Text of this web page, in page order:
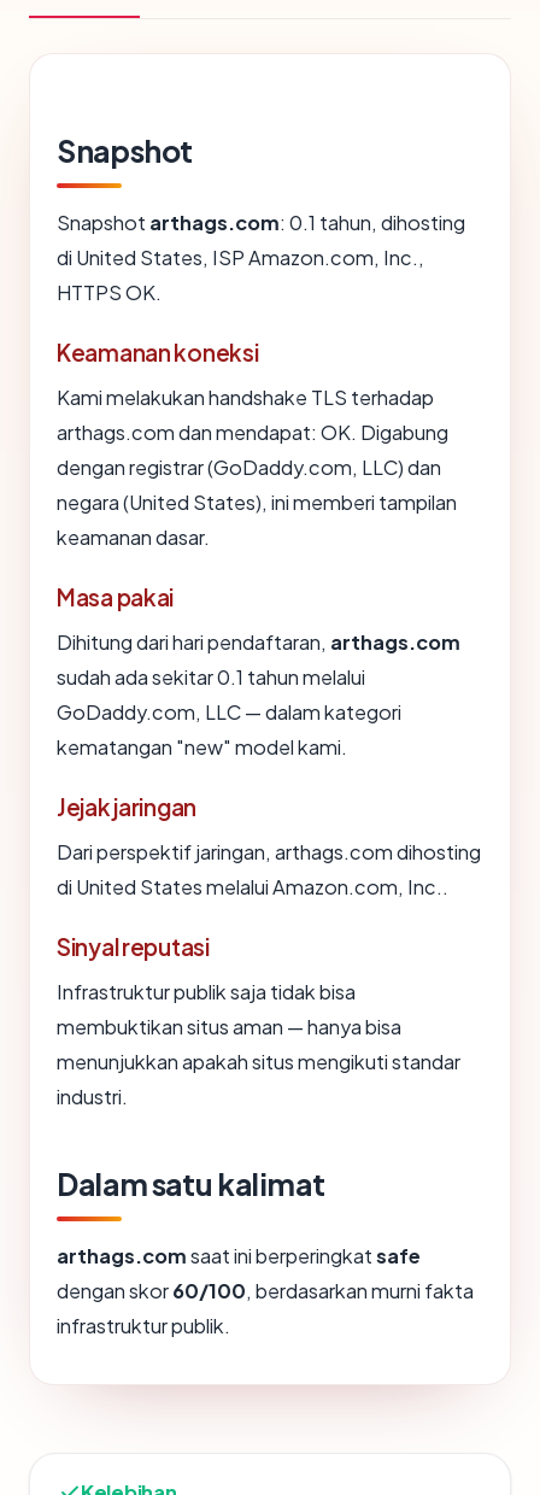
Snapshot
Snapshot arthags.com: 0.1 tahun, dihosting
di United States, ISP Amazon.com, Inc.,
HTTPS OK.
Keamanan koneksi
Kami melakukan handshake TLS terhadap
arthags.com dan mendapat: OK. Digabung
dengan registrar (GoDaddy.com, LLC) dan
negara (United States), ini memberi tampilan
keamanan dasar.
Masa pakai
Dihitung dari hari pendaftaran, arthags.com
sudah ada sekitar 0.1 tahun melalui
GoDaddy.com, LLC — dalam kategori
kematangan "new" model kami.
Jejak jaringan
Dari perspektif jaringan, arthags.com dihosting
di United States melalui Amazon.com, Inc..
Sinyal reputasi
Infrastruktur publik saja tidak bisa
membuktikan situs aman — hanya bisa
menunjukkan apakah situs mengikuti standar
industri.
Dalam satu kalimat
arthags.comsaat ini berperingkatsafe
dengan skor60/100, berdasarkan murni fakta
infrastruktur publik.